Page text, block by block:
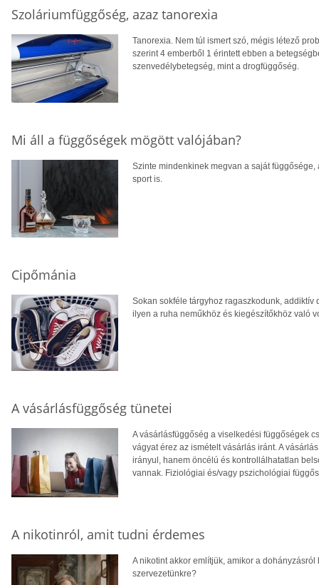
Szoláriumfüggőség, azaz tanorexia
Tanorexia. Nem túl ismert szó, mégis létező
szerint 4 emberből 1 érintett ebben a
szenvedélybetegség, mint a drogfüggőség.
Mi áll a függőségek mögött valójában?
Szinte mindenkinek megvan a saját
sport is.
Cipőmánia
Sokan sokféle tárgyhoz ragaszkodunk,
ilyen a ruha neműkhöz és kiegészítőkhöz való
A vásárlásfüggőség tünetei
A vásárlásfüggőség a viselkedési függőségek
vágyat érez az ismételt vásárlás iránt. A
irányul, hanem öncélú és kontrollálhatatlan
vannak. Fiziológiai és/vagy pszichológiai
A nikotinról, amit tudni érdemes
A nikotint akkor említjük, amikor a
szervezetünkre?